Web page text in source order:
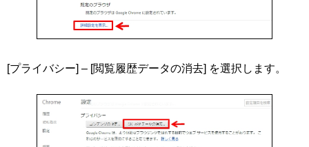
[プライバシー] – [閲覧履歴データの消去] を選択します。